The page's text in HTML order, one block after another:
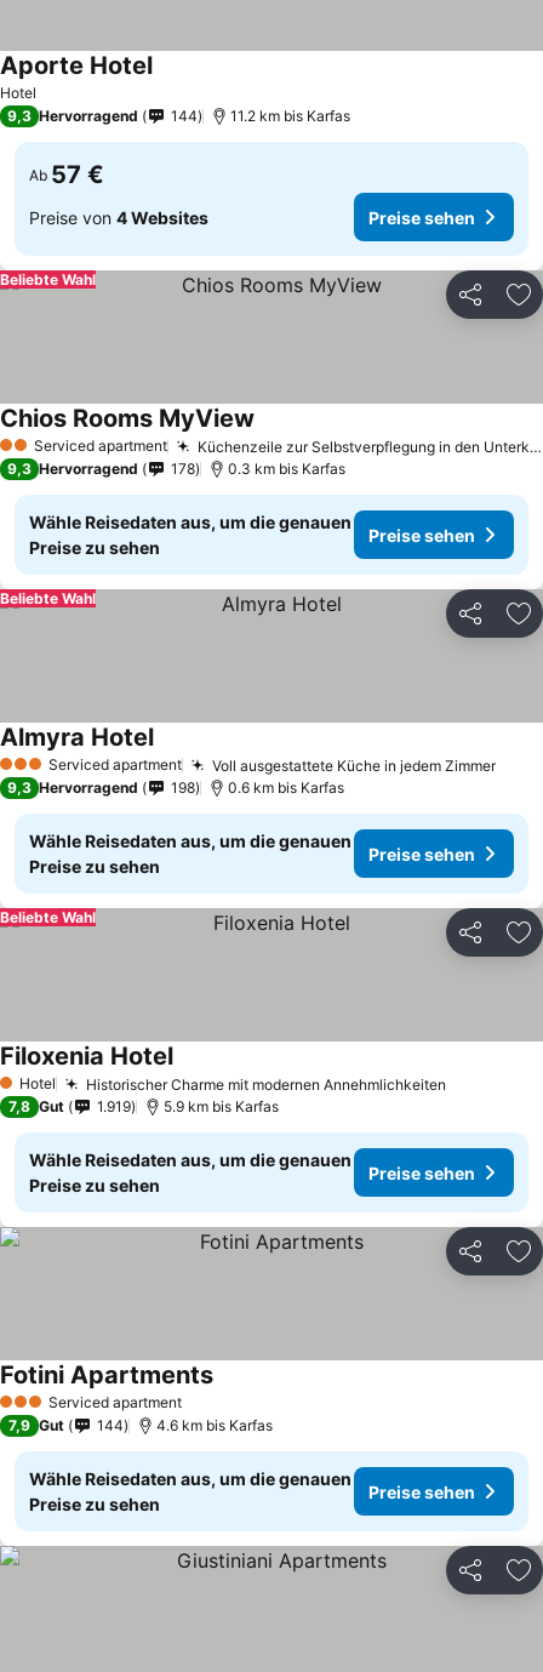
Hotel
Aporte Hotel
9,3 Hervorragend 144 11.2 km bis Karfas
Ab 57 €
Preise von 4 Websites Preise sehen
Teilen
Beliebte Wahl
2 SterneServiced apartment Küchenzeile zur Selbstverpflegung in den Unterkünften
Chios Rooms MyView
9,3 Hervorragend 178 0.3 km bis Karfas
Wähle Reisedaten aus, um die genauen
Preise zu sehen
Preise sehen
Teilen
Beliebte Wahl
3 SterneServiced apartment Voll ausgestattete Küche in jedem Zimmer
Almyra Hotel
9,3 Hervorragend 198 0.6 km bis Karfas
Wähle Reisedaten aus, um die genauen
Preise zu sehen
Preise sehen
Teilen
Beliebte Wahl
1 Sterne
Hotel Historischer Charme mit modernen Annehmlichkeiten
Filoxenia Hotel
7,8 Gut 1.919 5.9 km bis Karfas
Wähle Reisedaten aus, um die genauen
Preise zu sehen
Preise sehen
Teilen
3 SterneServiced apartment
Fotini Apartments
7,9 Gut 144 4.6 km bis Karfas
Wähle Reisedaten aus, um die genauen
Preise zu sehen
Preise sehen
Teilen